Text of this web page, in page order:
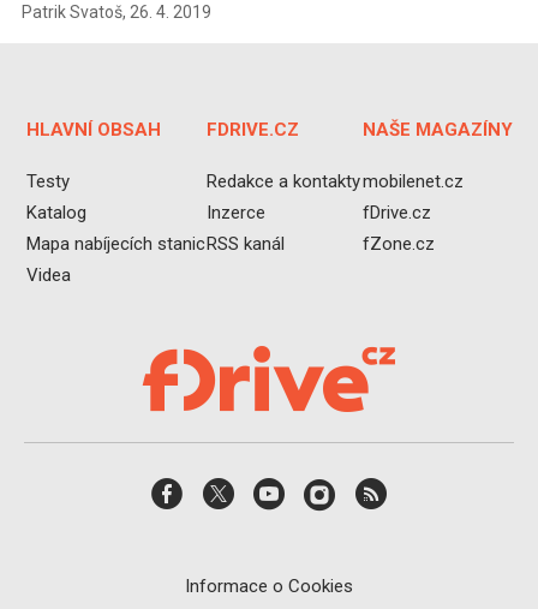
Patrik Svatoš, 26. 4. 2019
HLAVNÍ OBSAH
Testy
Katalog
Mapa nabíjecích stanic
Videa
FDRIVE.CZ
Redakce a kontakty
Inzerce
RSS kanál
NAŠE MAGAZÍNY
mobilenet.cz
fDrive.cz
fZone.cz
Informace o Cookies